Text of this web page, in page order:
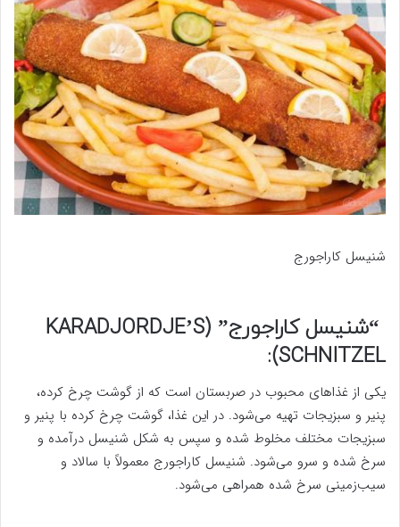
شنیسل کاراجورج
“شنیسل کاراجورج” (KARADJORDJE’S
SCHNITZEL):
یکی از غذاهای محبوب در صربستان است که از گوشت چرخ کرده،
پنیر و سبزیجات تهیه می‌شود. در این غذا، گوشت چرخ کرده با پنیر و
سبزیجات مختلف مخلوط شده و سپس به شکل شنیسل درآمده و
سرخ شده و سرو می‌شود. شنیسل کاراجورج معمولاً با سالاد و
سیب‌زمینی سرخ شده همراهی می‌شود.